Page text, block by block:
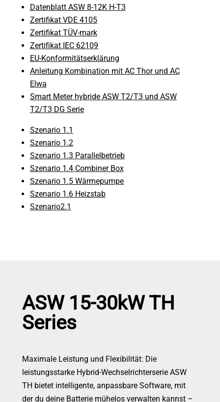
Datenblatt ASW 8-12K H-T3
Zertifikat VDE 4105
Zertifikat TÜV-mark
Zertifikat IEC 62109
EU-Konformitätserklärung
Anleitung Kombination mit AC Thor und AC
Elwa
Smart Meter hybride ASW T2/T3 und ASW
T2/T3 DG Serie
Szenario 1.1
Szenario 1.2
Szenario 1.3 Parallelbetrieb
Szenario 1.4 Combiner Box
Szenario 1.5 Wärmepumpe
Szenario 1.6 Heizstab
Szenario2.1
ASW 15-30kW TH
Series
Maximale Leistung und Flexibilität: Die
leistungsstarke Hybrid-Wechselrichterserie ASW
TH bietet intelligente, anpassbare Software, mit
der du deine Batterie mühelos verwalten kannst –